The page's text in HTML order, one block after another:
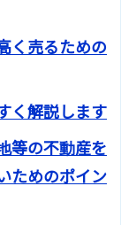
く売るための
く解説します
等の不動産を
ためのポイン